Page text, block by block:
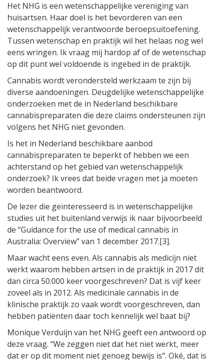
Het NHG is een wetenschappelijke vereniging van
huisartsen. Haar doel is het bevorderen van een
wetenschappelijk verantwoorde beroepsuitoefening.
Tussen wetenschap en praktijk wil het helaas nog wel
eens wringen. Ik vraag mij hardop af of de wetenschap
op dit punt wel voldoende is ingebed in de praktijk.
Cannabis wordt verondersteld werkzaam te zijn bij
diverse aandoeningen. Deugdelijke wetenschappelijke
onderzoeken met de in Nederland beschikbare
cannabispreparaten die deze claims ondersteunen zijn
volgens het NHG niet gevonden.
Is het in Nederland beschikbare aanbod
cannabispreparaten te beperkt of hebben we een
achterstand op het gebied van wetenschappelijk
onderzoek? Ik vrees dat beide vragen met ja moeten
worden beantwoord.
De lezer die geïnteresseerd is in wetenschappelijke
studies uit het buitenland verwijs ik naar bijvoorbeeld
de “Guidance for the use of medical cannabis in
Australia: Overview” van 1 december 2017.[3].
Maar wacht eens even. Als cannabis als medicijn niet
werkt waarom hebben artsen in de praktijk in 2017 dit
dan circa 50.000 keer voorgeschreven? Dat is vijf keer
zoveel als in 2012. Als medicinale cannabis in de
klinische praktijk zo vaak wordt voorgeschreven, dan
hebben patiënten daar toch kennelijk wel baat bij?
Monique Verduijn van het NHG geeft een antwoord op
deze vraag. “We zeggen niet dat het niet werkt, meer
dat er op dit moment niet genoeg bewijs is”. Oké, dat is